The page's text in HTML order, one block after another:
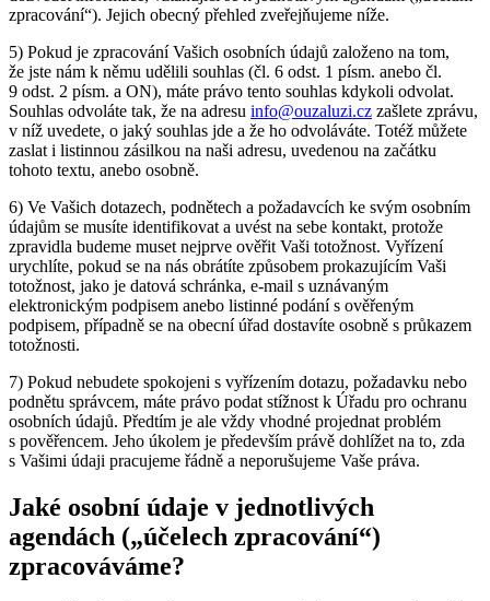
zpracování“). Jejich obecný přehled zveřejňujeme níže.
5) Pokud je zpracování Vašich osobních údajů založeno na tom,
že jste nám k němu udělili souhlas (čl. 6 odst. 1 písm. anebo čl.
9 odst. 2 písm. a ON), máte právo tento souhlas kdykoli odvolat.
Souhlas odvoláte tak, že na adresu info@ouzaluzi.cz zašlete zprávu,
v níž uvedete, o jaký souhlas jde a že ho odvoláváte. Totéž můžete
zaslat i listinnou zásilkou na naši adresu, uvedenou na začátku
tohoto textu, anebo osobně.
6) Ve Vašich dotazech, podnětech a požadavcích ke svým osobním
údajům se musíte identifikovat a uvést na sebe kontakt, protože
zpravidla budeme muset nejprve ověřit Vaši totožnost. Vyřízení
urychlíte, pokud se na nás obrátíte způsobem prokazujícím Vaši
totožnost, jako je datová schránka, e‑mail s uznávaným
elektronickým podpisem anebo listinné podání s ověřeným
podpisem, případně se na obecní úřad dostavíte osobně s průkazem
totožnosti.
7) Pokud nebudete spokojeni s vyřízením dotazu, požadavku nebo
podnětu správcem, máte právo podat stížnost k Úřadu pro ochranu
osobních údajů. Předtím je ale vždy vhodné projednat problém
s pověřencem. Jeho úkolem je především právě dohlížet na to, zda
s Vašimi údaji pracujeme řádně a neporušujeme Vaše práva.
Jaké osobní údaje v jednotlivých
agendách („účelech zpracování“)
zpracováváme?